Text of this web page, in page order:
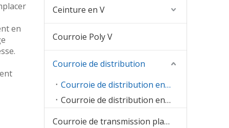
en
Ceinture en V
Courroie Poly V
Courroie de distribution
Courroie de distribution en caoutchouc
Courroie de distribution en PU
Courroie de transmission plate